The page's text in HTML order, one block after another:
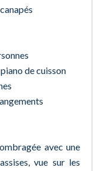
de cuisson
avec une
vue sur les